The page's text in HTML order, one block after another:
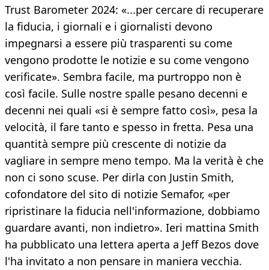
Trust Barometer 2024: «...per cercare di recuperare
la fiducia, i giornali e i giornalisti devono
impegnarsi a essere più trasparenti su come
vengono prodotte le notizie e su come vengono
verificate». Sembra facile, ma purtroppo non è
così facile. Sulle nostre spalle pesano decenni e
decenni nei quali «si è sempre fatto così», pesa la
velocità, il fare tanto e spesso in fretta. Pesa una
quantità sempre più crescente di notizie da
vagliare in sempre meno tempo. Ma la verità è che
non ci sono scuse. Per dirla con Justin Smith,
cofondatore del sito di notizie Semafor, «per
ripristinare la fiducia nell'informazione, dobbiamo
guardare avanti, non indietro». Ieri mattina Smith
ha pubblicato una lettera aperta a Jeff Bezos dove
l'ha invitato a non pensare in maniera vecchia.